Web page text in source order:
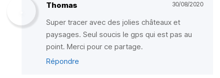
Thomas 30/08/2020
Super tracer avec des jolies châteaux et
paysages. Seul soucis le gps qui est pas au
point. Merci pour ce partage.
Répondre